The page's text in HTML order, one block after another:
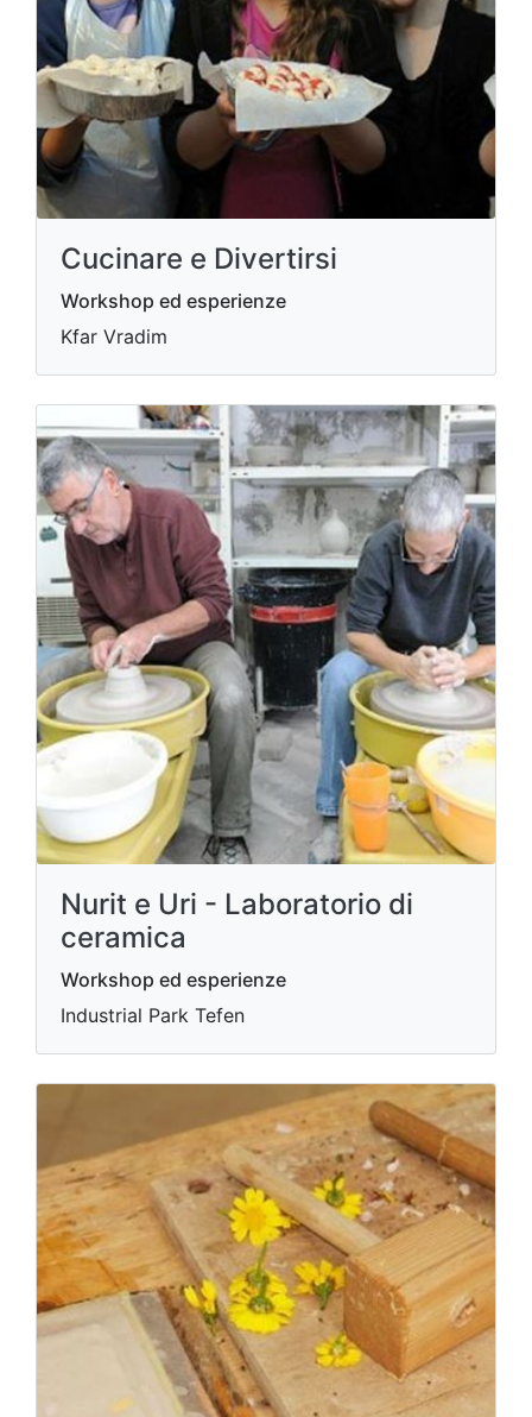
Cucinare e Divertirsi
Workshop ed esperienze
Kfar Vradim
Nurit e Uri - Laboratorio di
ceramica
Workshop ed esperienze
Industrial Park Tefen